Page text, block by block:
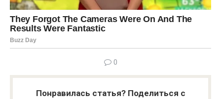
0
Понравилась статья? Поделиться с